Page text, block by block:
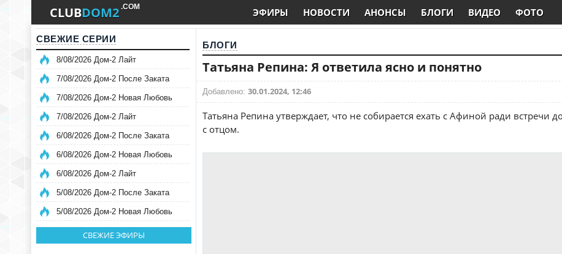
CLUBDOM2 .COM ЭФИРЫ НОВОСТИ АНОНСЫ БЛОГИ ВИДЕО ФОТО
СВЕЖИЕ СЕРИИ
8/08/2026 Дом-2 Лайт
7/08/2026 Дом-2 После Заката
7/08/2026 Дом-2 Новая Любовь
7/08/2026 Дом-2 Лайт
6/08/2026 Дом-2 После Заката
6/08/2026 Дом-2 Новая Любовь
6/08/2026 Дом-2 Лайт
5/08/2026 Дом-2 После Заката
5/08/2026 Дом-2 Новая Любовь
СВЕЖИЕ ЭФИРЫ
БЛОГИ
Татьяна Репина: Я ответила ясно и понятно
Добавлено: 30.01.2024, 12:46
Татьяна Репина утверждает, что не собирается ехать с Афиной ради встречи
с отцом.